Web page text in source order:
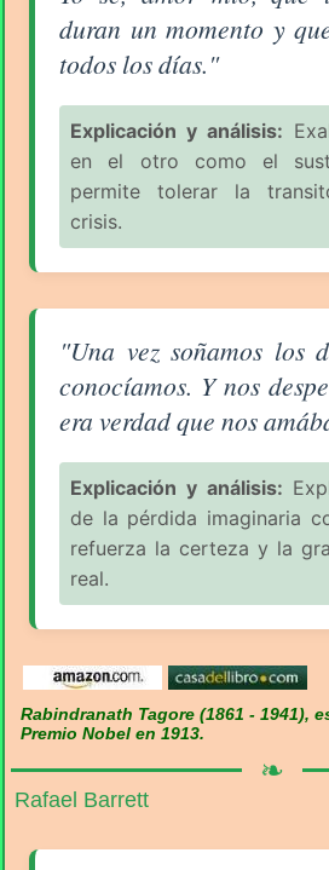
duran un momento y
todos los días."
Explicación y análisis:
en el otro como el
permite tolerar la
crisis.
Aforismo sobre el Amor
"Una vez soñamos los
conocíamos. Y nos
era verdad que nos
Explicación y análisis:
de la pérdida imaginaria
refuerza la certeza y la
real.
Rabindranath Tagore (1861 - 1941),
Premio Nobel en 1913.
❧
Rafael Barrett